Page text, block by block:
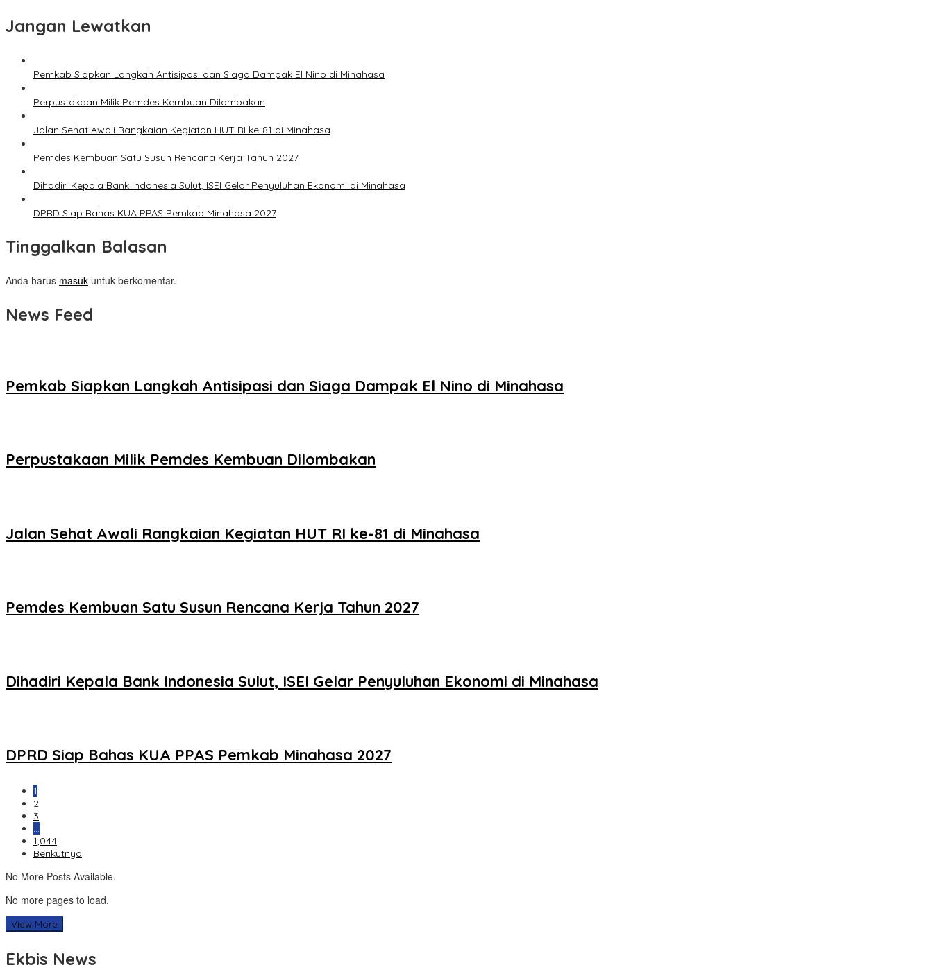
Jangan Lewatkan
Pemkab Siapkan Langkah Antisipasi dan Siaga Dampak El Nino di Minahasa
Perpustakaan Milik Pemdes Kembuan Dilombakan
Jalan Sehat Awali Rangkaian Kegiatan HUT RI ke-81 di Minahasa
Pemdes Kembuan Satu Susun Rencana Kerja Tahun 2027
Dihadiri Kepala Bank Indonesia Sulut, ISEI Gelar Penyuluhan Ekonomi di Minahasa
DPRD Siap Bahas KUA PPAS Pemkab Minahasa 2027
Tinggalkan Balasan
Anda harus masuk untuk berkomentar.
News Feed
Pemkab Siapkan Langkah Antisipasi dan Siaga Dampak El Nino di Minahasa
Perpustakaan Milik Pemdes Kembuan Dilombakan
Jalan Sehat Awali Rangkaian Kegiatan HUT RI ke-81 di Minahasa
Pemdes Kembuan Satu Susun Rencana Kerja Tahun 2027
Dihadiri Kepala Bank Indonesia Sulut, ISEI Gelar Penyuluhan Ekonomi di Minahasa
DPRD Siap Bahas KUA PPAS Pemkab Minahasa 2027
1
2
3
…
1,044
Berikutnya
No More Posts Available.
No more pages to load.
View More
Ekbis News